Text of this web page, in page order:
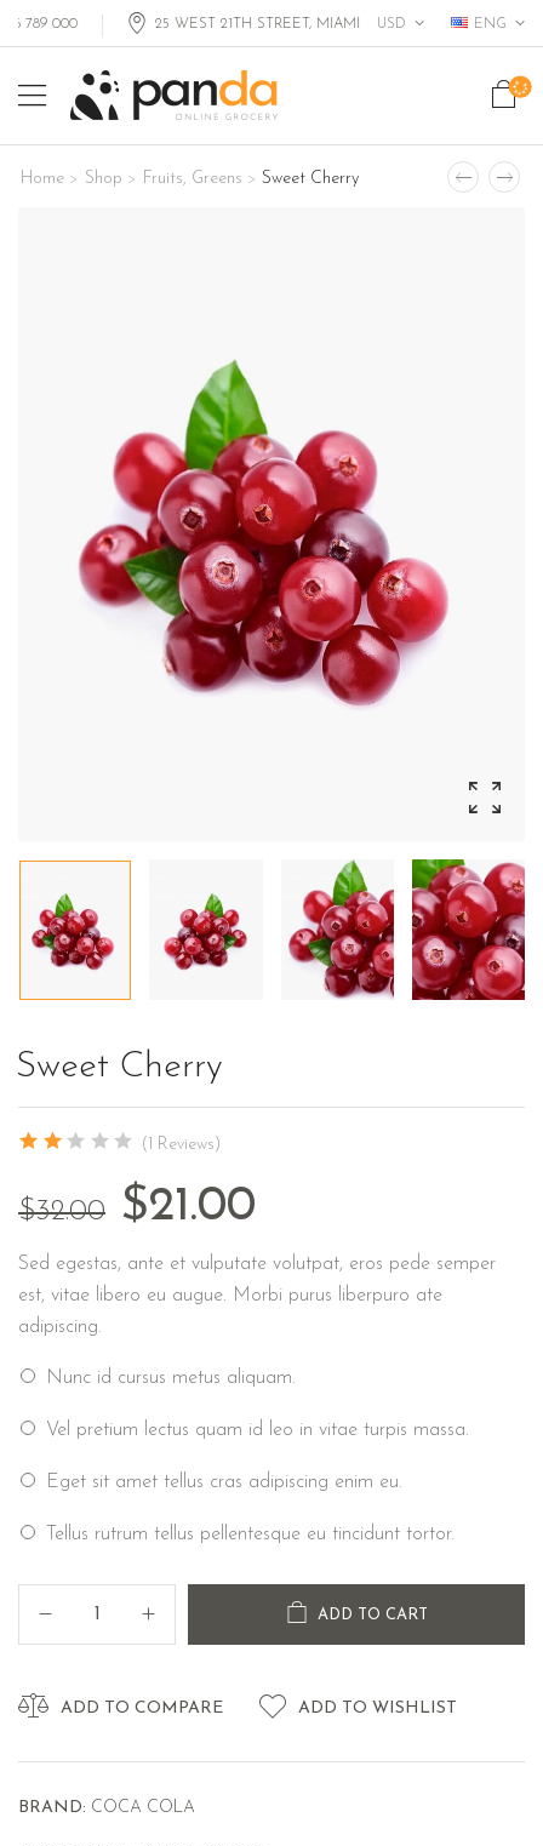
000 25 WEST 21TH STREET, MIAMI FL, USA USD ENG
Home > Shop > Fruits, Greens > Sweet Cherry
Sweet Cherry
(1 Reviews)
$32.00 $21.00
Sed egestas, ante et vulputate volutpat, eros pede semper
est, vitae libero eu augue. Morbi purus liberpuro ate
adipiscing.
Nunc id cursus metus aliquam.
Vel pretium lectus quam id leo in vitae turpis massa.
Eget sit amet tellus cras adipiscing enim eu.
Tellus rutrum tellus pellentesque eu tincidunt tortor.
ADD TO CART
ADD TO COMPARE ADD TO WISHLIST
BRAND: COCA COLA